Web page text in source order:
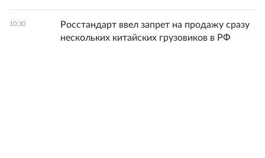
10:30
Росстандарт ввел запрет на продажу сразу
нескольких китайских грузовиков в РФ